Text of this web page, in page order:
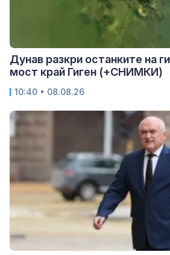
Дунав разкри останките на
мост край Гиген (+СНИМКИ)
10:40 • 08.08.26